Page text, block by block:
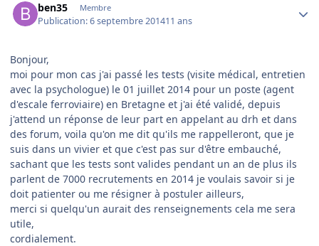
ben35 Membre
Publication:6 septembre 201411 ans
Bonjour,
moi pour mon cas j'ai passé les tests (visite médical, entretien
avec la psychologue) le 01 juillet 2014 pour un poste (agent
d'escale ferroviaire) en Bretagne et j'ai été validé, depuis
j'attend un réponse de leur part en appelant au drh et dans
des forum, voila qu'on me dit qu'ils me rappelleront, que je
suis dans un vivier et que c'est pas sur d'être embauché,
sachant que les tests sont valides pendant un an de plus ils
parlent de 7000 recrutements en 2014 je voulais savoir si je
doit patienter ou me résigner à postuler ailleurs,
merci si quelqu'un aurait des renseignements cela me sera
utile,
cordialement.